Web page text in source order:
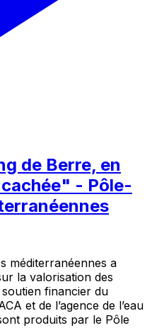
de Berre, en
cachée" - Pôle-
méditerranéennes a
la valorisation des
financier du
et de l’agence de l’eau
produits par le Pôle